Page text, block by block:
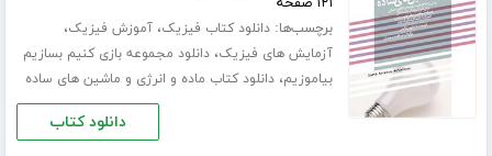
برچسب‌ها:دانلود کتاب فیزیک،آموزش فیزیک،
آزمایش های فیزیک،دانلود مجموعه بازی کنیم بسازیم
بیاموزیم،دانلود کتاب ماده و انرژی و ماشین های ساده
دانلود کتاب